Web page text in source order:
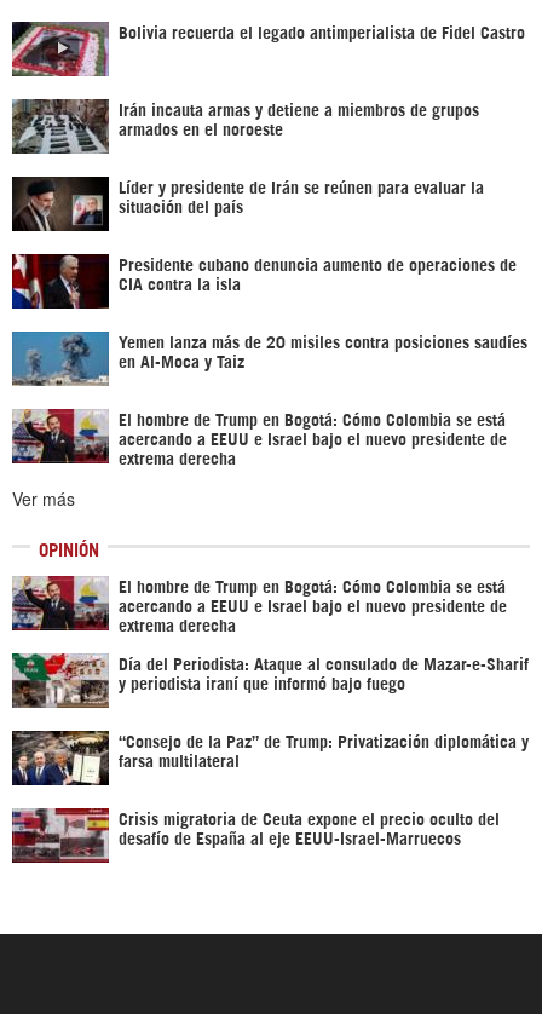
Bolivia recuerda el legado antimperialista de Fidel Castro
Irán incauta armas y detiene a miembros de grupos
armados en el noroeste
Líder y presidente de Irán se reúnen para evaluar la
situación del país
Presidente cubano denuncia aumento de operaciones de
CIA contra la isla
Yemen lanza más de 20 misiles contra posiciones saudíes
en Al-Moca y Taiz
El hombre de Trump en Bogotá: Cómo Colombia se está
acercando a EEUU e Israel bajo el nuevo presidente de
extrema derecha
Ver más
OPINIÓN
El hombre de Trump en Bogotá: Cómo Colombia se está
acercando a EEUU e Israel bajo el nuevo presidente de
extrema derecha
Día del Periodista: Ataque al consulado de Mazar-e-Sharif
y periodista iraní que informó bajo fuego
“Consejo de la Paz” de Trump: Privatización diplomática y
farsa multilateral
Crisis migratoria de Ceuta expone el precio oculto del
desafío de España al eje EEUU-Israel-Marruecos